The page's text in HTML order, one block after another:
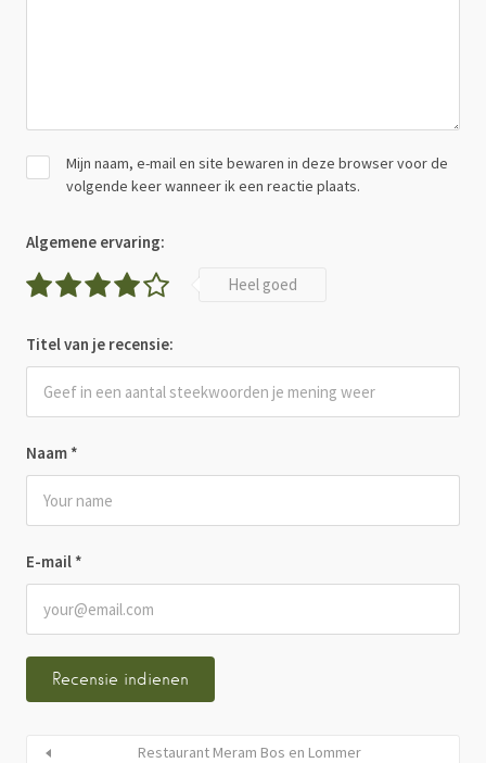
Naam *
E-mail *
Mijn naam, e-mail en site bewaren in deze browser voor de
volgende keer wanneer ik een reactie plaats.
Algemene ervaring:
Heel goed
Titel van je recensie:
Restaurant Meram Bos en Lommer